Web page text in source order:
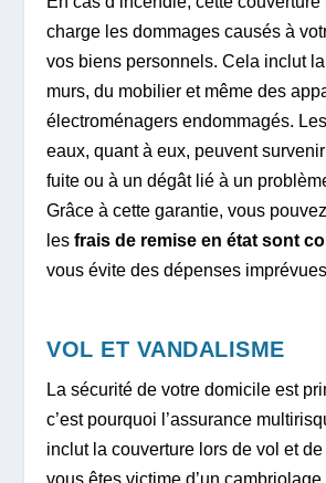
charge les dommages causés à
vos biens personnels. Cela inclut
murs, du mobilier et même des
électroménagers endommagés.
eaux, quant à eux, peuvent
fuite ou à un dégât lié à un
Grâce à cette garantie, vous
lesfrais de remise en état sont
vous évite des dépenses
VOL ET VANDALISME
La sécurité de votre domicile est
c’est pourquoi l’assurance
inclut la couverture lors de vol et